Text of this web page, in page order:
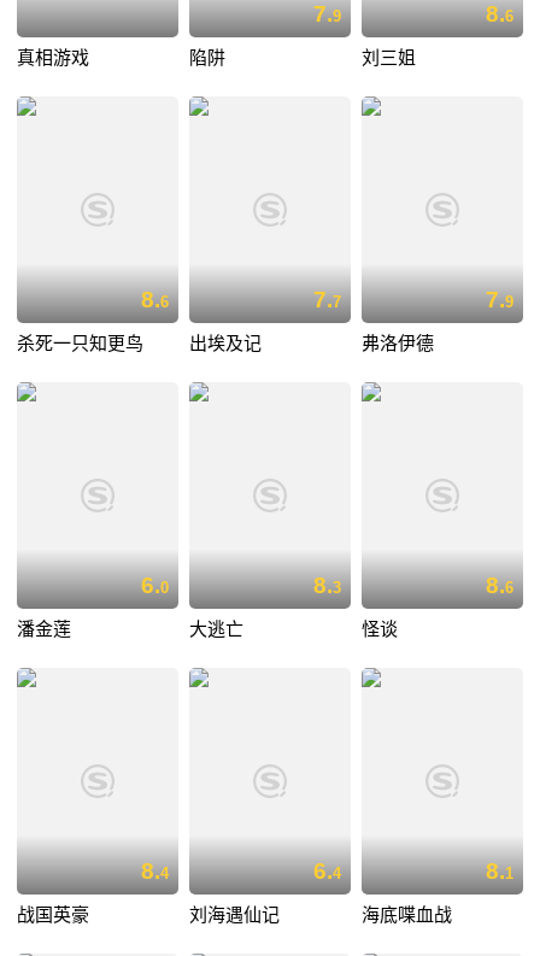
真相游戏
7.9
陷阱
8.6
刘三姐
8.6
杀死一只知更鸟
7.7
出埃及记
7.9
弗洛伊德
6.0
潘金莲
8.3
大逃亡
8.6
怪谈
8.4
战国英豪
6.4
刘海遇仙记
8.1
海底喋血战